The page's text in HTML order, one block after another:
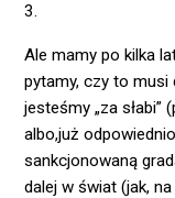
3.
Ale mamy po kilka
pytamy, czy to musi
jesteśmy „za słabi”
albo,już
sankcjonowaną
dalej w świat (jak, na